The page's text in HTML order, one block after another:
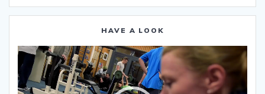
HAVE A LOOK
Video-
Player